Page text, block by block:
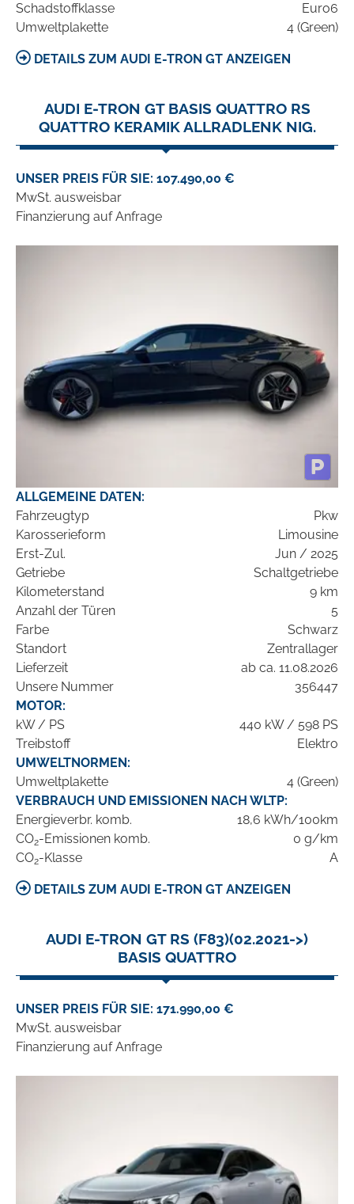
Schadstoffklasse
Euro6
Umweltplakette
4 (Green)
DETAILS ZUM AUDI E-TRON GT ANZEIGEN
AUDI E-TRON GT BASIS QUATTRO RS
QUATTRO KERAMIK ALLRADLENK NIG.
UNSER PREIS FÜR SIE: 107.490,00 €
MwSt. ausweisbar
Finanzierung auf Anfrage
ALLGEMEINE DATEN:
Fahrzeugtyp
Pkw
Karosserieform
Limousine
Erst-Zul.
Jun / 2025
Getriebe
Schaltgetriebe
Kilometerstand
9 km
Anzahl der Türen
5
Farbe
Schwarz
Standort
Zentrallager
Lieferzeit
ab ca. 11.08.2026
Unsere Nummer
356447
MOTOR:
kW / PS
440 kW / 598 PS
Treibstoff
Elektro
UMWELTNORMEN:
Umweltplakette
4 (Green)
VERBRAUCH UND EMISSIONEN NACH WLTP:
Energieverbr. komb.
18,6 kWh/100km
CO2-Emissionen komb.
0 g/km
CO2-Klasse A
DETAILS ZUM AUDI E-TRON GT ANZEIGEN
AUDI E-TRON GT RS (F83)(02.2021->)
BASIS QUATTRO
UNSER PREIS FÜR SIE: 171.990,00 €
MwSt. ausweisbar
Finanzierung auf Anfrage